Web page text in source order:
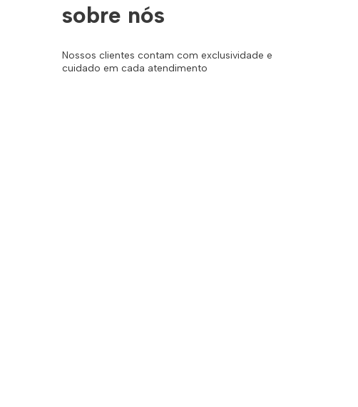
sobre nós
Nossos clientes contam com exclusividade e
cuidado em cada atendimento